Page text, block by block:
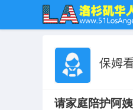
保姆
请家庭陪护阿姨